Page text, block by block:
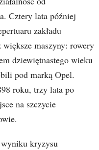
Cztery lata później
zakładu
większe maszyny: rowery
dziewiętnastego wieku
pod marką Opel.
roku, trzy lata po
na szczycie
kryzysu